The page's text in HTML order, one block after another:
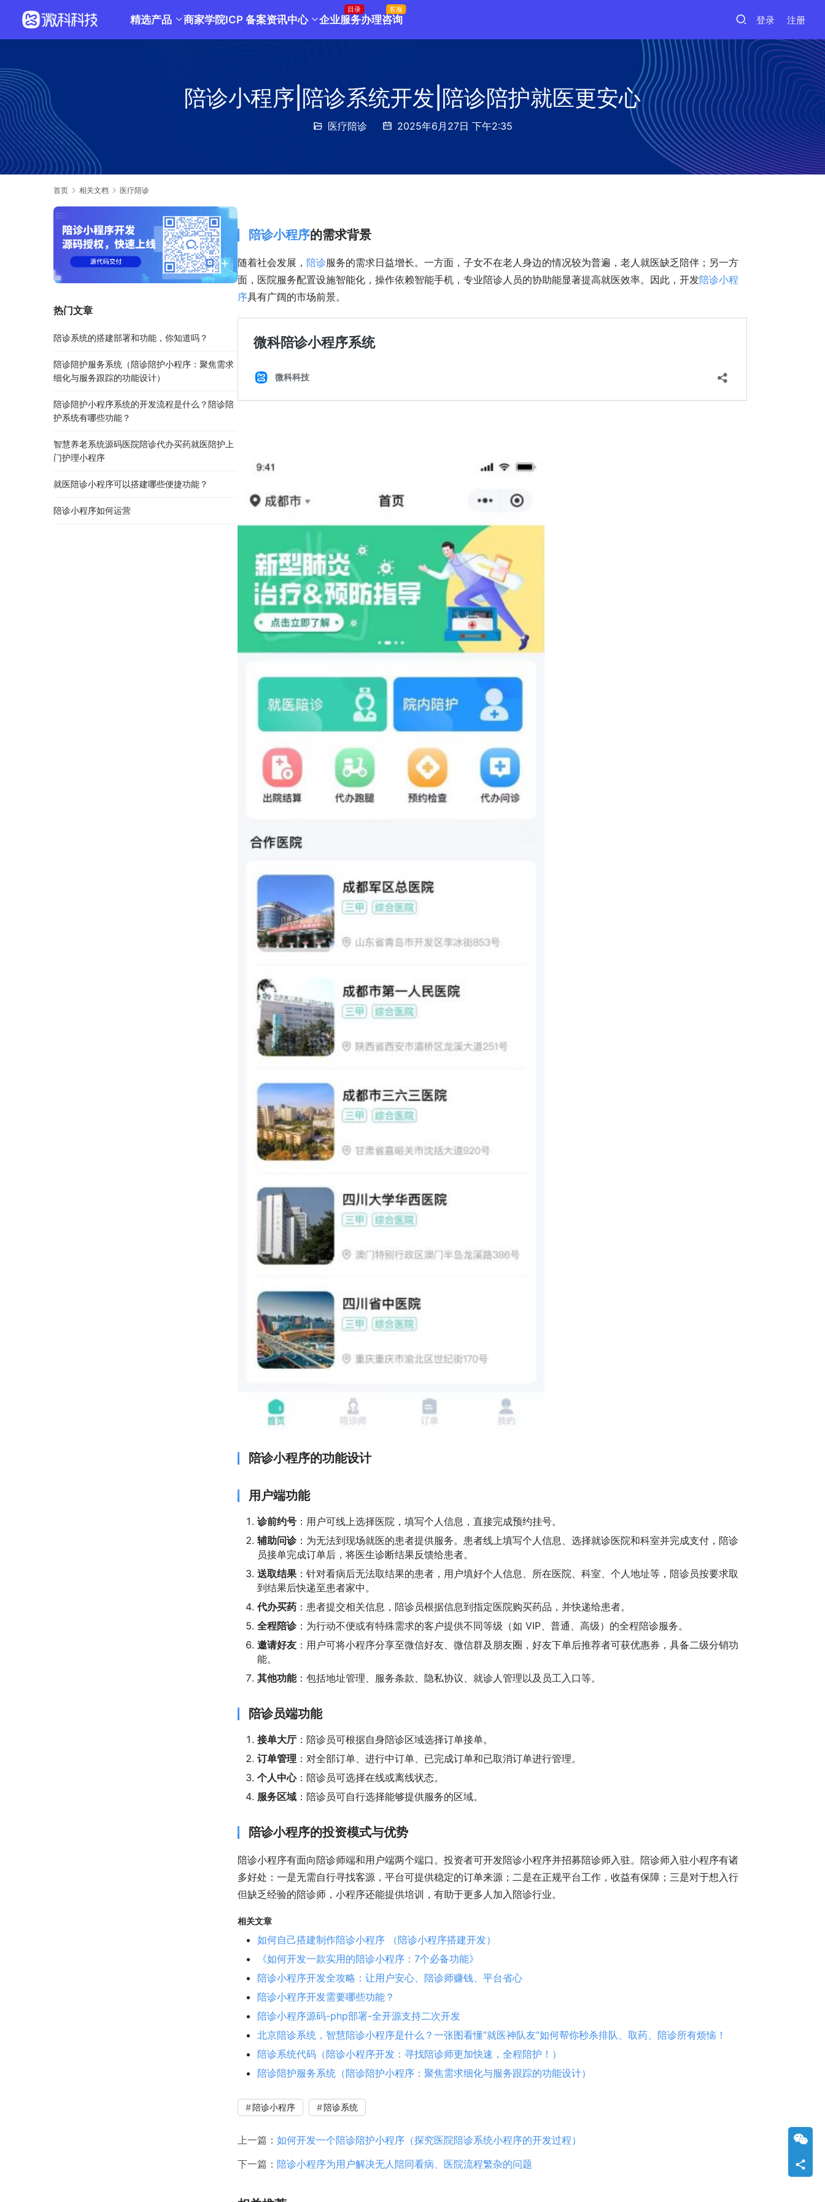
精选产品 商家学院ICP 备案资讯中心 企业服务
目录
办理咨询
客服
登录 注册
陪诊小程序|陪诊系统开发|陪诊陪护就医更安心
医疗陪诊 2025年6月27日 下午2:35
首页 相关文档 医疗陪诊
陪诊小程序的需求背景
随着社会发展， 陪诊服务的需求日益增长。一方面，子女不在老人身边的情况较为普遍，老人就医缺乏陪伴；另一方
面，医院服务配置设施智能化，操作依赖智能手机，专业陪诊人员的协助能显著提高就医效率。因此，开发陪诊小程
序具有广阔的市场前景。
陪诊小程序的功能设计
用户端功能
诊前约号 ：用户可线上选择医院，填写个人信息，直接完成预约挂号。
辅助问诊：为无法到现场就医的患者提供服务。患者线上填写个人信息、选择就诊医院和科室并完成支付，陪诊
员接单完成订单后，将医生诊断结果反馈给患者。
送取结果 ：针对看病后无法取结果的患者，用户填好个人信息、所在医院、科室、个人地址等，陪诊员按要求取
到结果后快递至患者家中。
代办买药 ：患者提交相关信息，陪诊员根据信息到指定医院购买药品，并快递给患者。
全程陪诊：为行动不便或有特殊需求的客户提供不同等级（如 VIP、普通、高级）的全程陪诊服务。
邀请好友 ：用户可将小程序分享至微信好友、微信群及朋友圈，好友下单后推荐者可获优惠券，具备二级分销功
能。
其他功能：包括地址管理、服务条款、隐私协议、就诊人管理以及员工入口等。
陪诊员端功能
接单大厅 ：陪诊员可根据自身陪诊区域选择订单接单。
订单管理 ：对全部订单、进行中订单、已完成订单和已取消订单进行管理。
个人中心：陪诊员可选择在线或离线状态。
服务区域 ：陪诊员可自行选择能够提供服务的区域。
陪诊小程序的投资模式与优势
陪诊小程序有面向陪诊师端和用户端两个端口。投资者可开发陪诊小程序并招募陪诊师入驻。陪诊师入驻小程序有诸
多好处：一是无需自行寻找客源，平台可提供稳定的订单来源；二是在正规平台工作，收益有保障；三是对于想入行
但缺乏经验的陪诊师，小程序还能提供培训，有助于更多人加入陪诊行业。
相关文章
如何自己搭建制作陪诊小程序 （陪诊小程序搭建开发）
《如何开发一款实用的陪诊小程序：7个必备功能》
陪诊小程序开发全攻略：让用户安心、陪诊师赚钱、平台省心
陪诊小程序开发需要哪些功能？
陪诊小程序源码-php部署-全开源支持二次开发
北京陪诊系统，智慧陪诊小程序是什么？一张图看懂“就医神队友”如何帮你秒杀排队、取药、陪诊所有烦恼！
陪诊系统代码（陪诊小程序开发：寻找陪诊师更加快速，全程陪护！）
陪诊陪护服务系统（陪诊陪护小程序：聚焦需求细化与服务跟踪的功能设计）
陪诊小程序 陪诊系统
上一篇： 如何开发一个陪诊陪护小程序（探究医院陪诊系统小程序的开发过程）
下一篇： 陪诊小程序为用户解决无人陪同看病、医院流程繁杂的问题
热门文章
陪诊系统的搭建部署和功能，你知道吗？
陪诊陪护服务系统（陪诊陪护小程序：聚焦需求
细化与服务跟踪的功能设计）
陪诊陪护小程序系统的开发流程是什么？陪诊陪
护系统有哪些功能？
智慧养老系统源码医院陪诊代办买药就医陪护上
门护理小程序
就医陪诊小程序可以搭建哪些便捷功能？
陪诊小程序如何运营